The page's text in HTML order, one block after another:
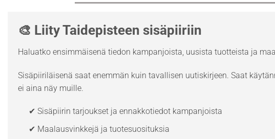
🎨 Liity Taidepisteen sisäpiiriin
Haluatko ensimmäisenä tiedon kampanjoista, uusista tuotteista ja
Sisäpiiriläisenä saat enemmän kuin tavallisen uutiskirjeen. Saat
ei aina näy muille.
✔ Sisäpiirin tarjoukset ja ennakkotiedot kampanjoista
✔ Maalausvinkkejä ja tuotesuosituksia